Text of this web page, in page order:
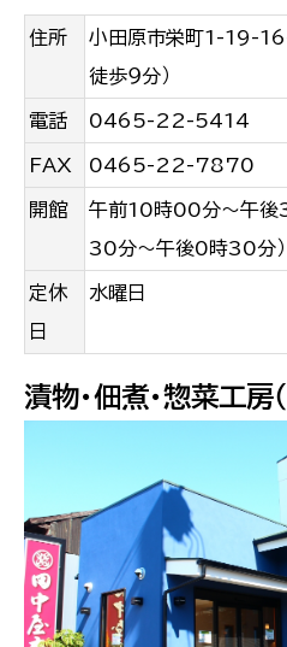
住所
小田原市栄町1-19-
徒歩９分）
電話 0465-22-5414
FAX 0465-22-7870
開館
午前10時00分〜午後
30分～午後0時30分）
定休
日
水曜日
漬物・佃煮・惣菜工房